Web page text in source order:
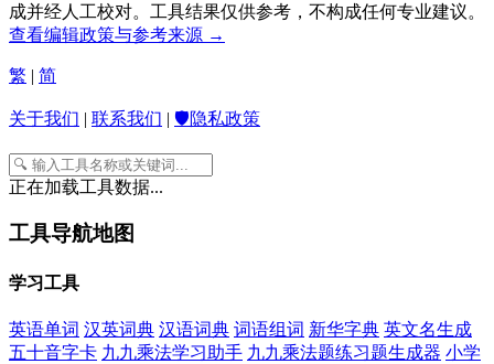
成并经人工校对。工具结果仅供参考，不构成任何专业建议。
查看编辑政策与参考来源 →
繁 | 简
关于我们 | 联系我们 | 🛡️隐私政策
正在加载工具数据...
工具导航地图
学习工具
英语单词 汉英词典 汉语词典 词语组词 新华字典 英文名生成
五十音字卡 九九乘法学习助手 九九乘法题练习题生成器 小学